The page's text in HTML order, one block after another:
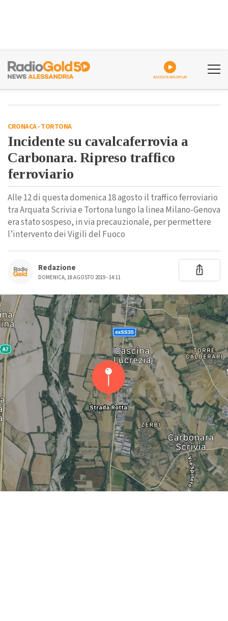
ASCOLTA GOLDPLAY
CRONACA-TORTONA
Incidente su cavalcaferrovia a
Carbonara. Ripreso traffico
ferroviario
Alle 12 di questa domenica 18 agosto il traffico ferroviario
tra Arquata Scrivia e Tortona lungo la linea Milano-Genova
era stato sospeso, in via precauzionale, per permettere
l’intervento dei Vigili del Fuoco
Redazione
DOMENICA, 18 AGOSTO 2019 - 14:11